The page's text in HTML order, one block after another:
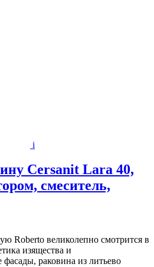
i
Cersanit Lara 40,
смеситель,
Roberto великолепно смотрится в
изящества и
раковина из литьево